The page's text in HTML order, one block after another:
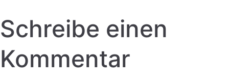
Schreibe einen
Kommentar